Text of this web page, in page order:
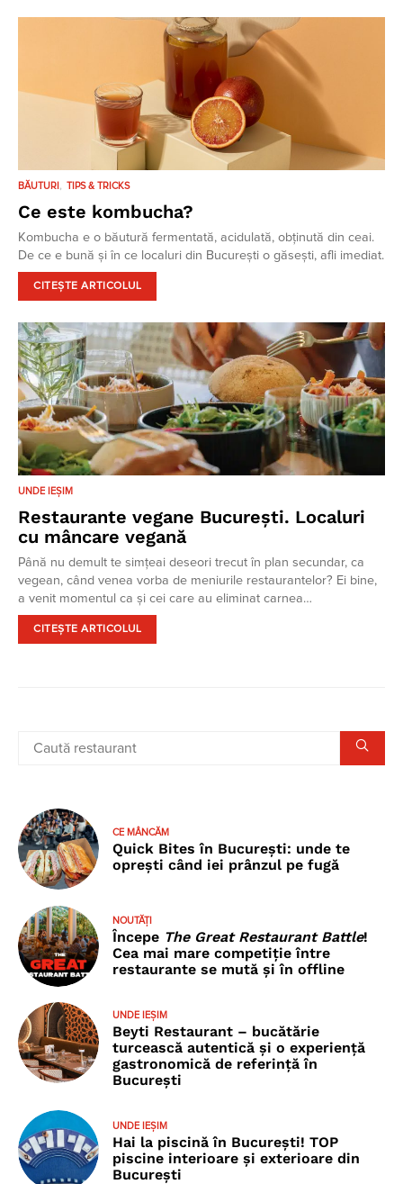
BĂUTURI TIPS & TRICKS
Ce este kombucha?
Kombucha e o băutură fermentată, acidulată, obținută din ceai.
De ce e bună și în ce localuri din București o găsești, afli imediat.
CITEȘTE ARTICOLUL
UNDE IEȘIM
Restaurante vegane București. Localuri
cu mâncare vegană
Până nu demult te simțeai deseori trecut în plan secundar, ca
vegean, când venea vorba de meniurile restaurantelor? Ei bine,
a venit momentul ca și cei care au eliminat carnea…
CITEȘTE ARTICOLUL
CE MÂNCĂM
Quick Bites în București: unde te
oprești când iei prânzul pe fugă
NOUTĂȚI
Începe The Great Restaurant Battle!
Cea mai mare competiție între
restaurante se mută și în offline
UNDE IEȘIM
Beyti Restaurant – bucătărie
turcească autentică și o experiență
gastronomică de referință în
București
UNDE IEȘIM
Hai la piscină în București! TOP
piscine interioare și exterioare din
București